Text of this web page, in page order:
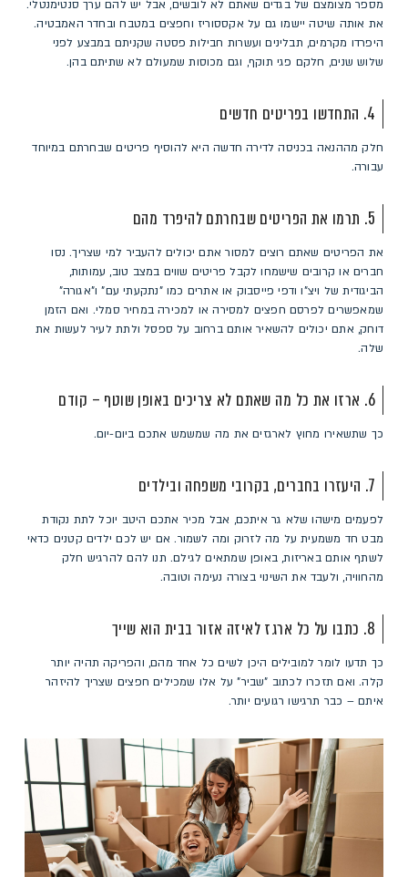
מספר מצומצם של בגדים שאתם לא לובשים, אבל יש להם ערך סנטימנטלי.
את אותה שיטה יישמו גם על אקססוריז וחפצים במטבח ובחדר האמבטיה.
היפרדו מקרמים, תבלינים ועשרות חבילות פסטה שקניתם במבצע לפני
שלוש שנים, חלקם פגי תוקף, וגם מכוסות שמעולם לא שתיתם בהן.
4. התחדשו בפריטים חדשים
חלק מההנאה בכניסה לדירה חדשה היא להוסיף פריטים שבחרתם במיוחד
עבורה.
5. תרמו את הפריטים שבחרתם להיפרד מהם
את הפריטים שאתם רוצים למסור אתם יכולים להעביר למי שצריך. נסו
חברים או קרובים שישמחו לקבל פריטים שווים במצב טוב, עמותות,
הביגודית של ויצ"ו ודפי פייסבוק או אתרים כמו "נתקעתי עם" ו"אגורה"
שמאפשרים לפרסם חפצים למסירה או למכירה במחיר סמלי. ואם הזמן
דוחק, אתם יכולים להשאיר אותם ברחוב על ספסל ולתת לעיר לעשות את
שלה.
6. ארזו את כל מה שאתם לא צריכים באופן שוטף – קודם
כך שתשאירו מחוץ לארגזים את מה שמשמש אתכם ביום-יום.
7. היעזרו בחברים, בקרובי משפחה ובילדים
לפעמים מישהו שלא גר איתכם, אבל מכיר אתכם היטב יוכל לתת נקודת
מבט חד משמעית על מה לזרוק ומה לשמור. אם יש לכם ילדים קטנים כדאי
לשתף אותם באריזות, באופן שמתאים לגילם. תנו להם להרגיש חלק
מהחוויה, ולעבד את השינוי בצורה נעימה וטובה.
8. כתבו על כל ארגז לאיזה אזור בבית הוא שייך
כך תדעו לומר למובילים היכן לשים כל אחד מהם, והפריקה תהיה יותר
קלה. ואם תזכרו לכתוב "שביר" על אלו שמכילים חפצים שצריך להיזהר
איתם – כבר תרגישו רגועים יותר.